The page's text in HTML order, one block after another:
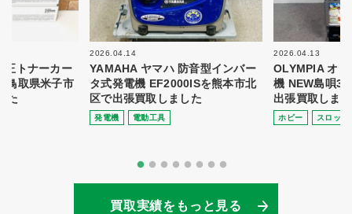
トナーカー
鳥取県米子市
た
2026.04.14
YAMAHA ヤマハ 防音型インバー
タ式発電機 EF2000ISを熊本市北
区で出張買取しました
発電機 電動⼯具
2026.04.13
OLYMPIA オ
機 NEW島唄
出張買取しま
ホビー スロット
買取実績をもっと見る